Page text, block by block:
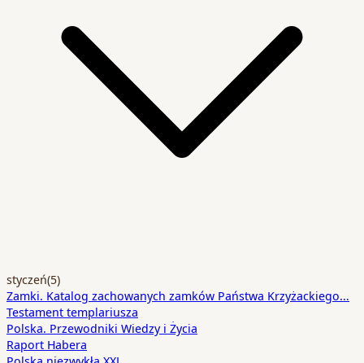
styczeń(5)
Zamki. Katalog zachowanych zamków Państwa Krzyżackiego…
Testament templariusza
Polska. Przewodniki Wiedzy i Życia
Raport Habera